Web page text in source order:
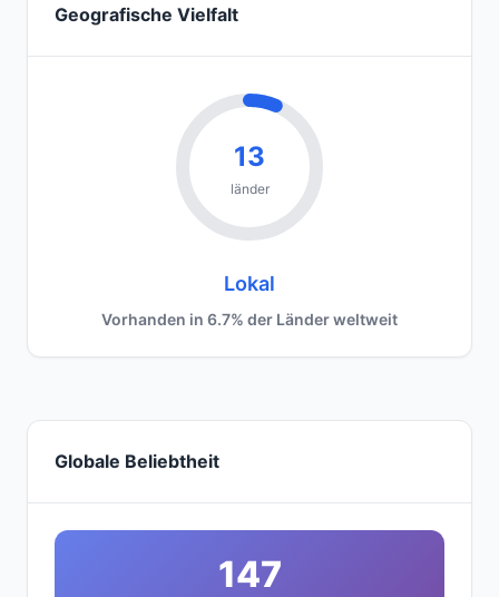
Geografische Vielfalt
13
länder
Lokal
Vorhanden in 6.7% der Länder weltweit
Globale Beliebtheit
147